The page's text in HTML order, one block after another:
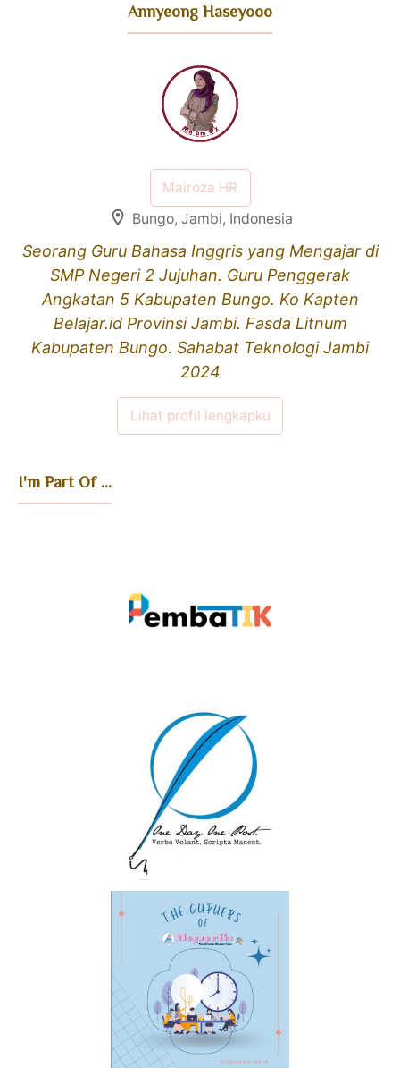
Annyeong Haseyooo
Mairoza HR
Bungo, Jambi, Indonesia
Seorang Guru Bahasa Inggris yang Mengajar di
SMP Negeri 2 Jujuhan. Guru Penggerak
Angkatan 5 Kabupaten Bungo. Ko Kapten
Belajar.id Provinsi Jambi. Fasda Litnum
Kabupaten Bungo. Sahabat Teknologi Jambi
2024
Lihat profil lengkapku
I'm Part Of ...